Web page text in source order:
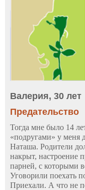
Валерия, 30 лет
Предательство
Тогда мне было 14
«подругами» у меня
Наташа. Родители
накрыт, настроение
парней, с которыми
Уговорили поехать
Приехали. А что не